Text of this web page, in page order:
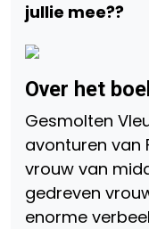
jullie mee??
Over het
Gesmolten
avonturen van
vrouw van
gedreven
enorme